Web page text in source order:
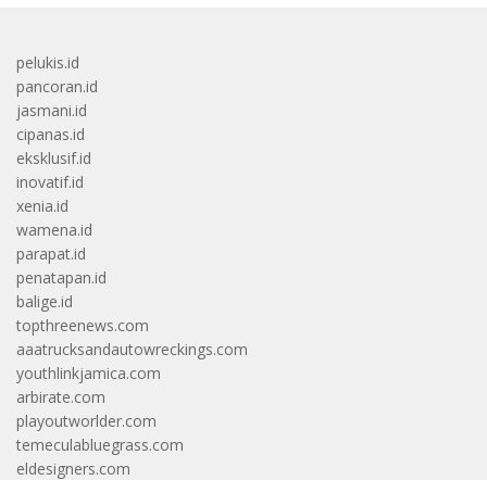
pelukis.id
pancoran.id
jasmani.id
cipanas.id
eksklusif.id
inovatif.id
xenia.id
wamena.id
parapat.id
penatapan.id
balige.id
topthreenews.com
aaatrucksandautowreckings.com
youthlinkjamica.com
arbirate.com
playoutworlder.com
temeculabluegrass.com
eldesigners.com